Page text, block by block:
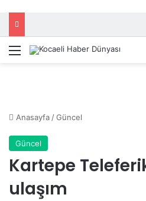
Menü
Anasayfa /Güncel
Güncel
Kartepe
ulaşım